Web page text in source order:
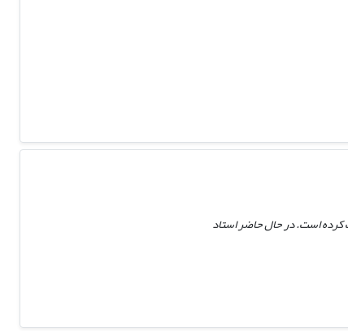
دوره دکتری رشته مدیریت با گرایش سیستم‌ها را از دانشگاه تهران در سال 1359 دریافت کرده است. در حال حاضر استاد